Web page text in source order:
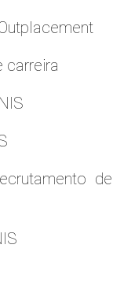
carreira
de